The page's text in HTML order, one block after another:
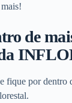
de
fique por dentro